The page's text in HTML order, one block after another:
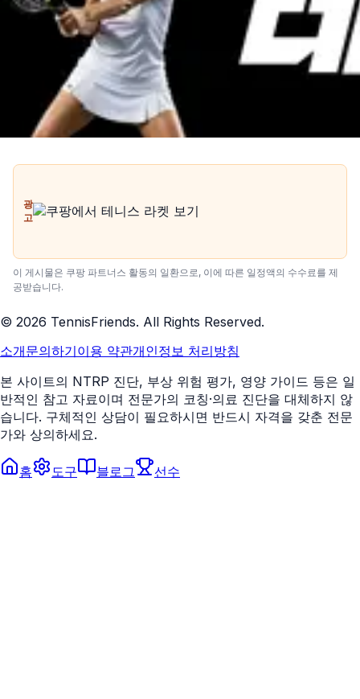
광
고
이 게시물은 쿠팡 파트너스 활동의 일환으로, 이에 따른 일정액의 수수료를 제
공받습니다.
© 2026 TennisFriends. All Rights Reserved.
소개문의하기이용 약관개인정보 처리방침
본 사이트의 NTRP 진단, 부상 위험 평가, 영양 가이드 등은 일
반적인 참고 자료이며 전문가의 코칭·의료 진단을 대체하지 않
습니다. 구체적인 상담이 필요하시면 반드시 자격을 갖춘 전문
가와 상의하세요.
홈 도구 블로그 선수